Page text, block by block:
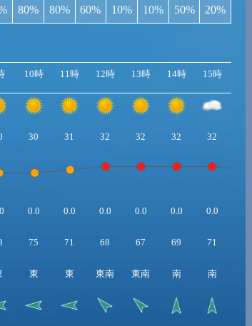
80% 80% 60% 10% 10% 50% 20%
10時 11時 12時 13時 14時 15時
30 31 32 32 32 32
0.0 0.0 0.0 0.0 0.0 0.0
75 71 68 67 69 71
東 東 東南 東南 南 南